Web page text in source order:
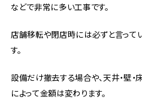
などで非常に多い工事です。
店舗移転や閉店時には必ずと言って
す。
設備だけ撤去する場合や、天井・壁
によって金額は変わります。